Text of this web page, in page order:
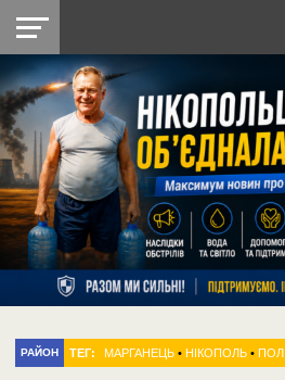
НІКОПОЛЬ
РАЙОН
СІЧЕСЛАВСЬКА
УКРАЇНА
РЕТРО
НІКОПОЛЬ
ЛАЙТ
УКРАЇНА
ДОПОМОГА
РАДІО
РАЙОН ТЕГ: МАРГАНЕЦЬ •НІКОПОЛЬ •